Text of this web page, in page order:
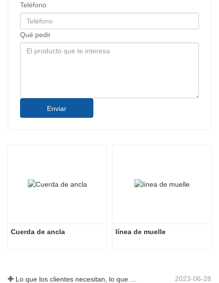
Teléfono
Qué pedir
Enviar
Cuerda de ancla línea de muelle
2023-06-28